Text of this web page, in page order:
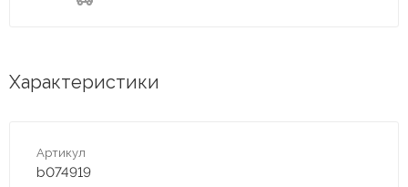
Характеристики
Артикул
b074919